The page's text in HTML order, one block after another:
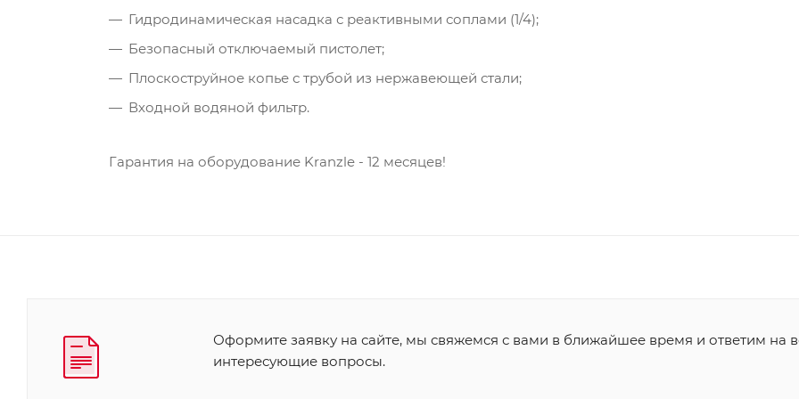
Гидродинамическая насадка с реактивными соплами (1/4);
Безопасный отключаемый пистолет;
Плоскоструйное копье с трубой из нержавеющей стали;
Входной водяной фильтр.
Гарантия на оборудование Kranzle - 12 месяцев!
Оформите заявку на сайте, мы свяжемся с вами в ближайшее время и ответим на
интересующие вопросы.